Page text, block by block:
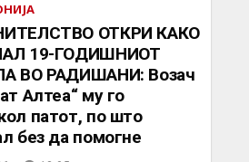
ОТКРИ КАКО
19-ГОДИШНИОТ
ВО РАДИШАНИ: Возач
Алтеа“ му го
патот, по што
без да помогне